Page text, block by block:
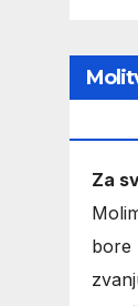
Za
bore